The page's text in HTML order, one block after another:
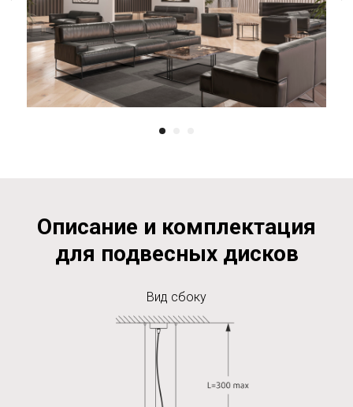
Описание и комплектация
для подвесных дисков
Вид сбоку